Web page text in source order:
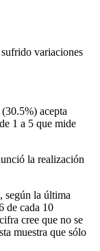
variaciones
acepta
1 a 5 que mide
la realización
según la última
de cada 10
cree que no se
muestra que sólo